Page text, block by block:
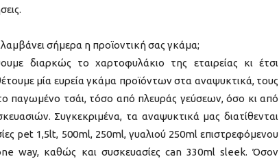
σήμερα η προϊοντική σας γκάμα;
διαρκώς το χαρτοφυλάκιο της εταιρείας κι έτσι
μία ευρεία γκάμα προϊόντων στα αναψυκτικά, τους
παγωμένο τσάι, τόσο από πλευράς γεύσεων, όσο κι από
Συγκεκριμένα, τα αναψυκτικά μας διατίθενται
pet 1,5lt, 500ml, 250ml, γυαλιού 250ml επιστρεφόμενου
way, καθώς και συσκευασίες can 330ml sleek. Όσον